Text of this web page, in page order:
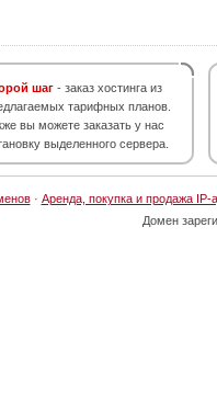
шаг - заказ хостинга из
тарифных планов.
вы можете заказать у нас
выделенного сервера.
· Аренда, покупка и продажа IP-
Домен